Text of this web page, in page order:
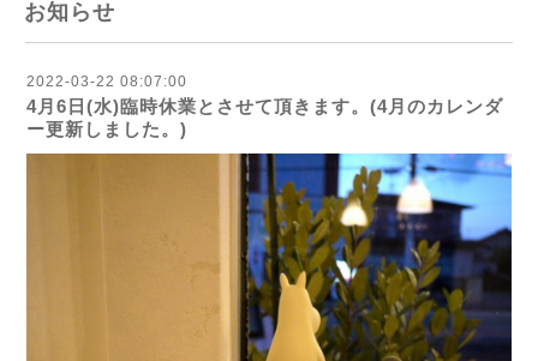
お知らせ
2022-03-22 08:07:00
4月6日(水)臨時休業とさせて頂きます。(4月のカレンダ
ー更新しました。)